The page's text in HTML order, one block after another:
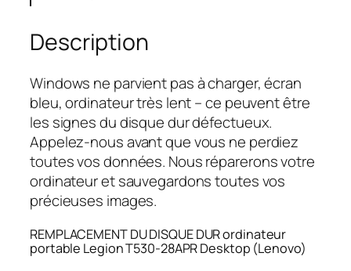
Description
Windows ne parvient pas à charger, écran
bleu, ordinateur très lent – ce peuvent être
les signes du disque dur défectueux.
Appelez-nous avant que vous ne perdiez
toutes vos données. Nous réparerons votre
ordinateur et sauvegardons toutes vos
précieuses images.
REMPLACEMENT DU DISQUE DUR ordinateur
portable Legion T530-28APR Desktop (Lenovo)